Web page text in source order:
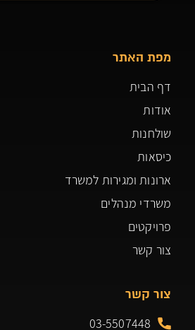
מפת האתר
דף הבית
אודות
שולחנות
כיסאות
ארונות ומגירות למשרד
משרדי מנהלים
פרויקטים
צור קשר
צור קשר
03-5507448